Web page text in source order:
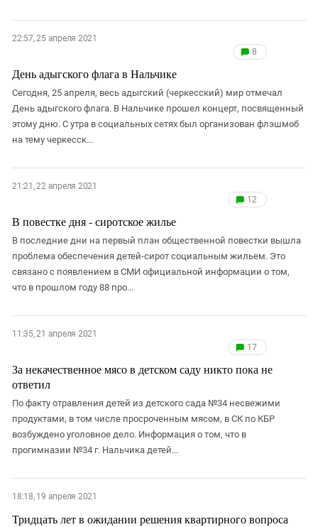
22:57, 25 апреля 2021
8
День адыгского флага в Нальчике
Сегодня, 25 апреля, весь адыгский (черкесский) мир отмечал
День адыгского флага. В Нальчике прошел концерт, посвященный
этому дню. С утра в социальных сетях был организован флэшмоб
на тему черкесск...
21:21, 22 апреля 2021
12
В повестке дня - сиротское жилье
В последние дни на первый план общественной повестки вышла
проблема обеспечения детей-сирот социальным жильем. Это
связано с появлением в СМИ официальной информации о том,
что в прошлом году 88 про...
11:35, 21 апреля 2021
17
За некачественное мясо в детском саду никто пока не
ответил
По факту отравления детей из детского сада №34 несвежими
продуктами, в том числе просроченным мясом, в СК по КБР
возбуждено уголовное дело. Информация о том, что в
прогимназии №34 г. Нальчика детей...
18:18, 19 апреля 2021
Тридцать лет в ожидании решения квартирного вопроса